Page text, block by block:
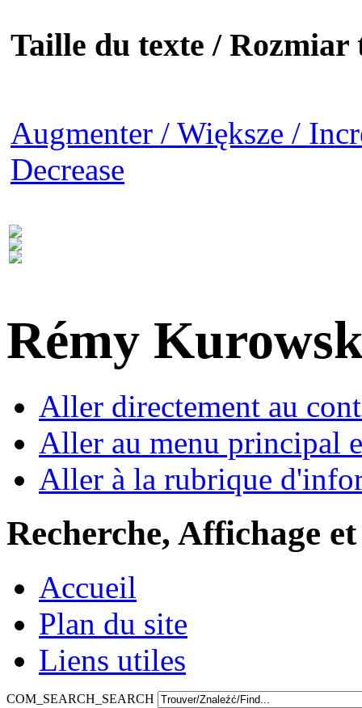
Taille du texte / Rozmiar
Augmenter / Większe /
Decrease
Rémy
Aller directement au
Aller au menu principal
Aller à la rubrique
Recherche, Affichage
Accueil
Plan du site
Liens utiles
COM_SEARCH_SEARCH